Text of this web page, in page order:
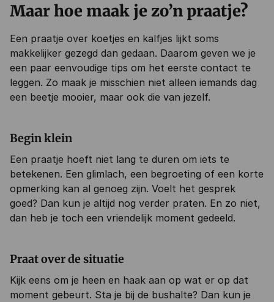
Maar hoe maak je zo’n praatje?
Een praatje over koetjes en kalfjes lijkt soms
makkelijker gezegd dan gedaan. Daarom geven we je
een paar eenvoudige tips om het eerste contact te
leggen. Zo maak je misschien niet alleen iemands dag
een beetje mooier, maar ook die van jezelf.
Begin klein
Een praatje hoeft niet lang te duren om iets te
betekenen. Een glimlach, een begroeting of een korte
opmerking kan al genoeg zijn. Voelt het gesprek
goed? Dan kun je altijd nog verder praten. En zo niet,
dan heb je toch een vriendelijk moment gedeeld.
Praat over de situatie
Kijk eens om je heen en haak aan op wat er op dat
moment gebeurt. Sta je bij de bushalte? Dan kun je